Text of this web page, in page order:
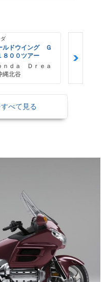
気量1,833ccのゴールドウイン
定大型二輪免許で運転するこ
ルドウイング Ｇ
８００ツアー
ｎｄａ Ｄｒｅａ
縄北谷
べて見る